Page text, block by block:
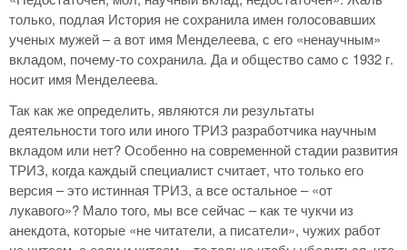
только, подлая История не сохранила имен голосовавших
ученых мужей – а вот имя Менделеева, с его «ненаучным»
вкладом, почему-то сохранила. Да и общество само с 1932 г.
носит имя Менделеева.
Так как же определить, являются ли результаты
деятельности того или иного ТРИЗ разработчика научным
вкладом или нет? Особенно на современной стадии развития
ТРИЗ, когда каждый специалист считает, что только его
версия – это истинная ТРИЗ, а все остальное – «от
лукавого»? Мало того, мы все сейчас – как те чукчи из
анекдота, которые «не читатели, а писатели», чужих работ